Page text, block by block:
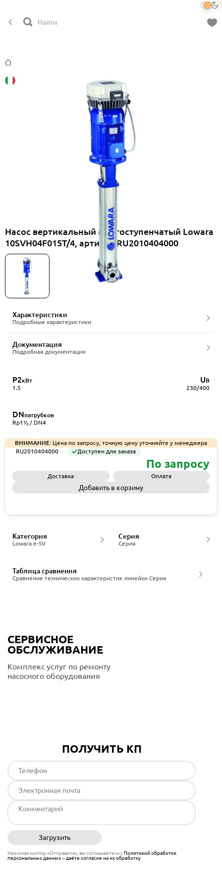
Насос вертикальный многоступенчатый Lowara
10SVH04F015T/4, артикул RU2010404000
Характеристики
Подробные характеристики
Документация
Подробная документация
P2кВт
1.5
UВ
230/400
DNпатрубков
Rp1½ / DN4
ВНИМАНИЕ: Цена по запросу, точную цену уточняйте у менеджера
RU2010404000
Доступен для заказа
По запросу
Доставка Оплата
Добавить в корзину
Lowara e-SV
Категория
Серия
Серия
Сравнение технических характеристик линейки Серия
Таблица сравнения
СЕРВИСНОЕ
ОБСЛУЖИВАНИЕ
Комплекс услуг по ремонту
насосного оборудования
ПОЛУЧИТЬ КП
Загрузить
Нажимая кнопку «Отправить», вы соглашаетесь сПолитикой обработки
персональных данныхи даёте согласие на их обработку